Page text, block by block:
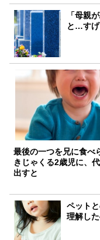
「母親
と…すげ
最後の一つを兄に食べ
きじゃくる2歳児に、
出すと
ペット
理解し